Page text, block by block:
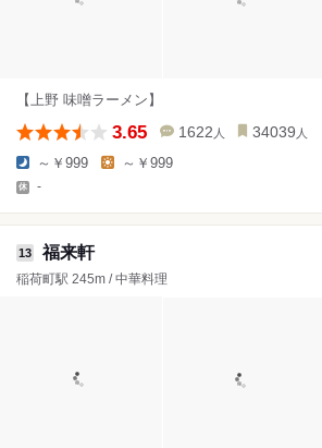
【上野 味噌ラーメン】
3.65 1622 人 34039 人
～￥999 ～￥999
-
13 福来軒
稲荷町駅 245m / 中華料理